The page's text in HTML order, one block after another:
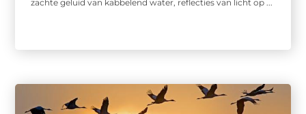
zachte geluid van kabbelend water, reflecties van licht op ...